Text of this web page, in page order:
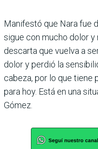
Manifestó que Nara fue
sigue con mucho dolor y
descarta que vuelva a
dolor y perdió la
cabeza, por lo que tiene
para hoy. Está en una
Gómez.